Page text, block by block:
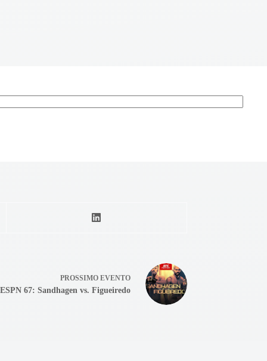
PROSSIMO EVENTO
67: Sandhagen vs. Figueiredo